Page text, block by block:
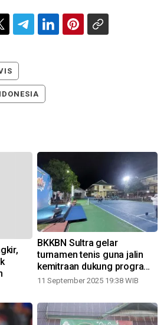
BKKBN Sultra gelar
turnamen tenis guna jalin
kemitraan dukung program
Bangga Kencana
11 September 2025 19:38 WIB